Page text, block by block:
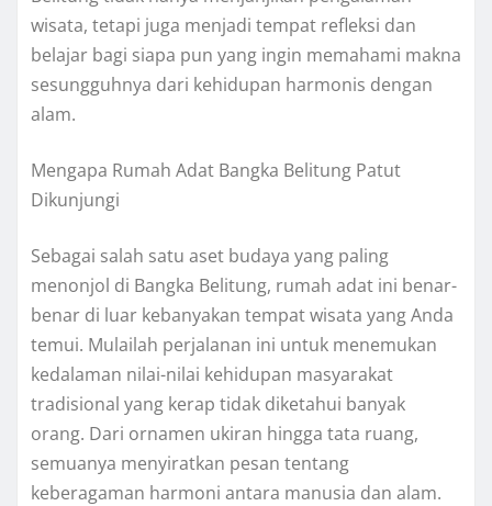
wisata, tetapi juga menjadi tempat refleksi dan
belajar bagi siapa pun yang ingin memahami makna
sesungguhnya dari kehidupan harmonis dengan
alam.
Mengapa Rumah Adat Bangka Belitung Patut
Dikunjungi
Sebagai salah satu aset budaya yang paling
menonjol di Bangka Belitung, rumah adat ini benar-
benar di luar kebanyakan tempat wisata yang Anda
temui. Mulailah perjalanan ini untuk menemukan
kedalaman nilai-nilai kehidupan masyarakat
tradisional yang kerap tidak diketahui banyak
orang. Dari ornamen ukiran hingga tata ruang,
semuanya menyiratkan pesan tentang
keberagaman harmoni antara manusia dan alam.